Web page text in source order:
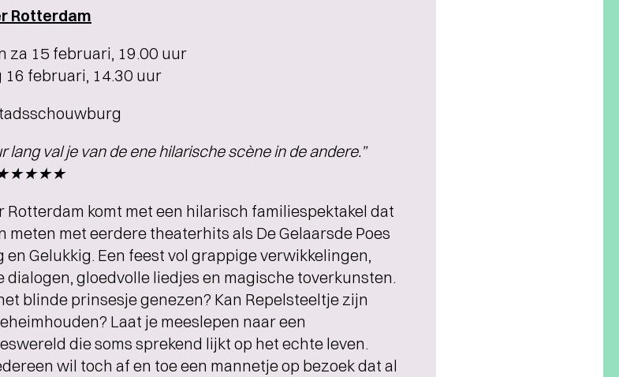
Rotterdam
za 15 februari, 19.00 uur
16 februari, 14.30 uur
lang val je van de ene hilarische scène in de andere.”
★★★★★
Rotterdam komt met een hilarisch familiespektakel dat
meten met eerdere theaterhits als De Gelaarsde Poes
en Gelukkig. Een feest vol grappige verwikkelingen,
dialogen, gloedvolle liedjes en magische toverkunsten.
blinde prinsesje genezen? Kan Repelsteeltje zijn
Laat je meeslepen naar een
die soms sprekend lijkt op het echte leven.
wil toch af en toe een mannetje op bezoek dat al